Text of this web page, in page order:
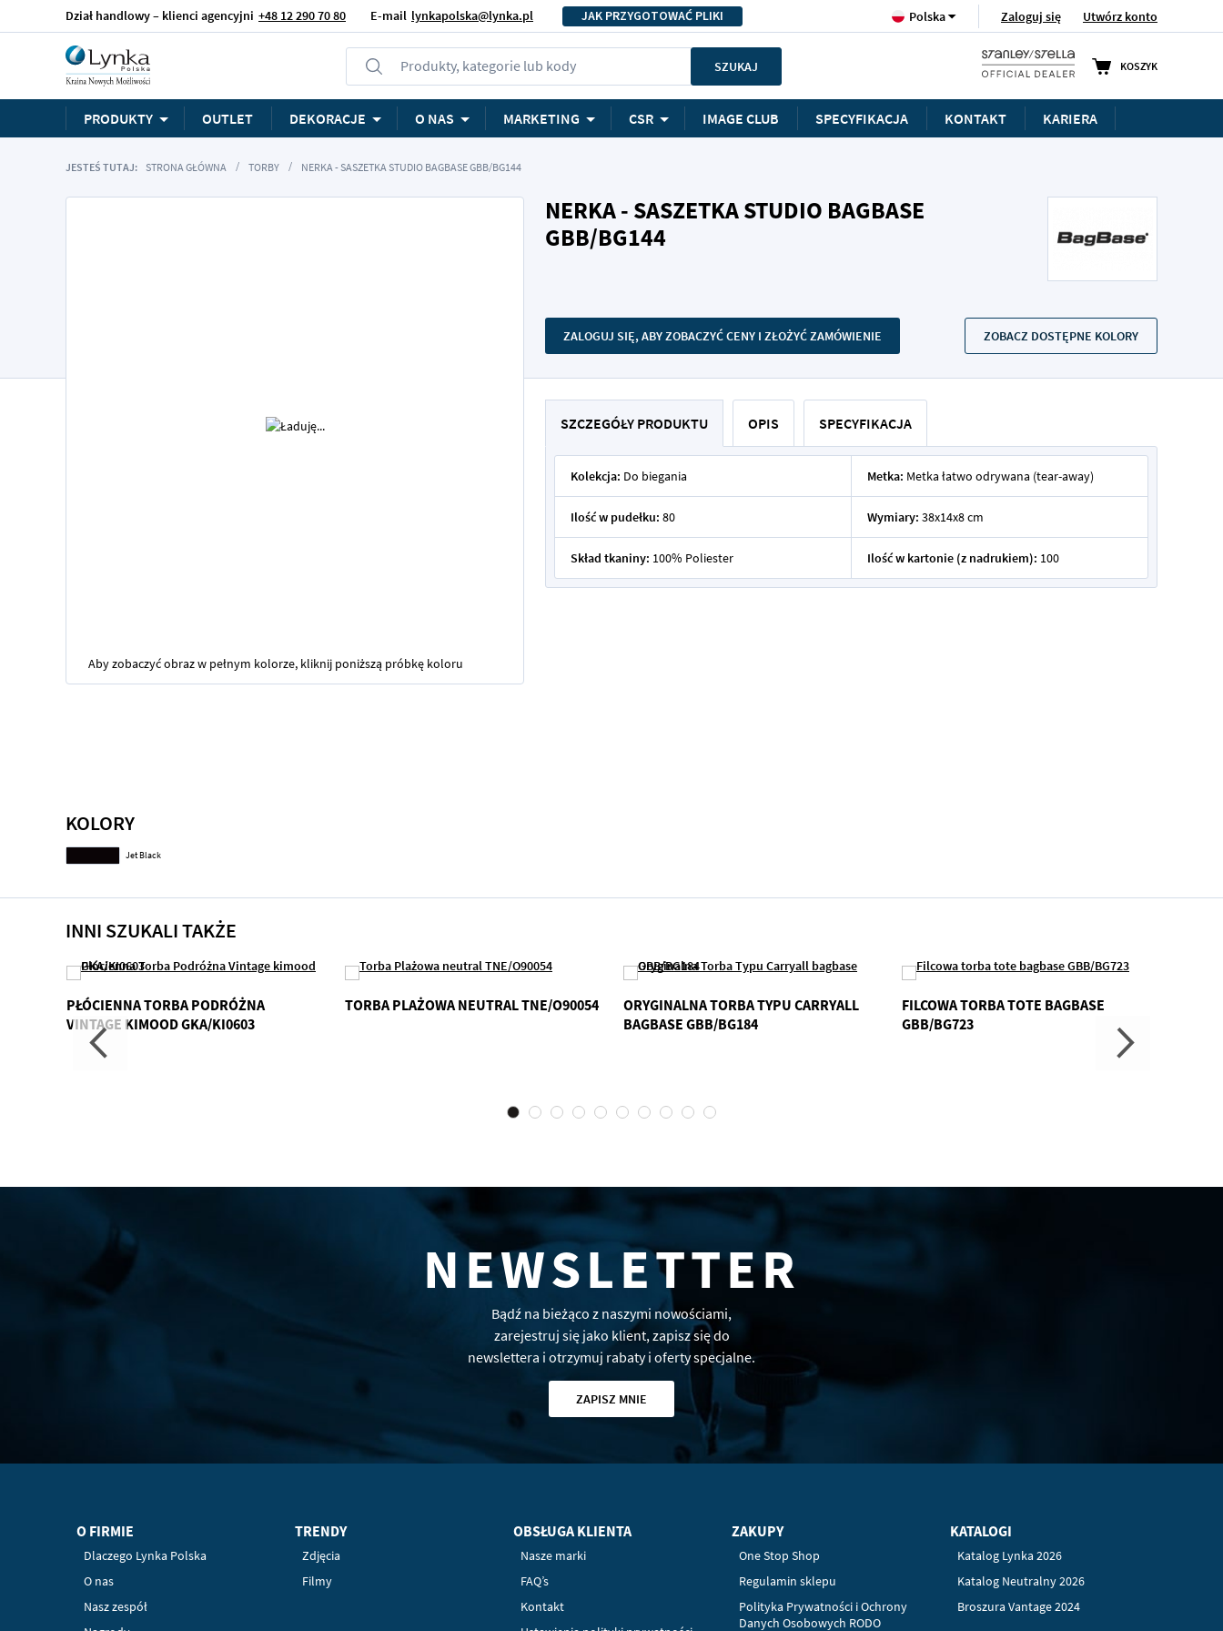
Dział handlowy – klienci agencyjni +48 12 290 70 80 E-mail lynkapolska@lynka.pl JAK PRZYGOTOWAĆ PLIKI Zaloguj się Utwórz konto
Polska
KOSZYK
Produkty, kategorie lub kody SZUKAJ
PRODUKTY OUTLET DEKORACJE O NAS MARKETING CSR IMAGE CLUB SPECYFIKACJA KONTAKT KARIERA
JESTEŚ TUTAJ: STRONA GŁÓWNA TORBY NERKA - SASZETKA STUDIO BAGBASE GBB/BG144
NERKA - SASZETKA STUDIO BAGBASE
GBB/BG144
ZALOGUJ SIĘ, ABY ZOBACZYĆ CENY I ZŁOŻYĆ ZAMÓWIENIE ZOBACZ DOSTĘPNE KOLORY
Aby zobaczyć obraz w pełnym kolorze, kliknij poniższą próbkę koloru
SZCZEGÓŁY PRODUKTU
Kolekcja: Do biegania Metka: Metka łatwo odrywana (tear-away)
Ilość w pudełku: 80 Wymiary: 38x14x8 cm
Skład tkaniny: 100% Poliester Ilość w kartonie (z nadrukiem): 100
OPIS SPECYFIKACJA
KOLORY
Jet Black
INNI SZUKALI TAKŻE
PŁÓCIENNA TORBA PODRÓŻNA
VINTAGE KIMOOD GKA/KI0603
TORBA PLAŻOWA NEUTRAL TNE/O90054
ORYGINALNA TORBA TYPU CARRYALL
BAGBASE GBB/BG184
FILCOWA TORBA TOTE BAGBASE
GBB/BG723
NEWSLETTER
Bądź na bieżąco z naszymi nowościami,
zarejestruj się jako klient, zapisz się do
newslettera i otrzymuj rabaty i oferty specjalne.
ZAPISZ MNIE
O FIRMIE
Dlaczego Lynka Polska
O nas
Nasz zespół
TRENDY
Zdjęcia
Filmy
OBSŁUGA KLIENTA
Nasze marki
FAQ’s
Kontakt
ZAKUPY
One Stop Shop
Regulamin sklepu
Polityka Prywatności i Ochrony
Danych Osobowych RODO
KATALOGI
Katalog Lynka 2026
Katalog Neutralny 2026
Broszura Vantage 2024